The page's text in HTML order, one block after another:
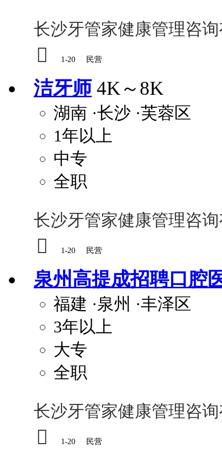
长沙牙管家健康管理咨
 1-20 民营
洁牙师 4K～8K
湖南 ·长沙 ·芙蓉区
1年以上
中专
全职
长沙牙管家健康管理咨
 1-20 民营
泉州高提成招聘口腔
福建 ·泉州 ·丰泽区
3年以上
大专
全职
长沙牙管家健康管理咨
 1-20 民营